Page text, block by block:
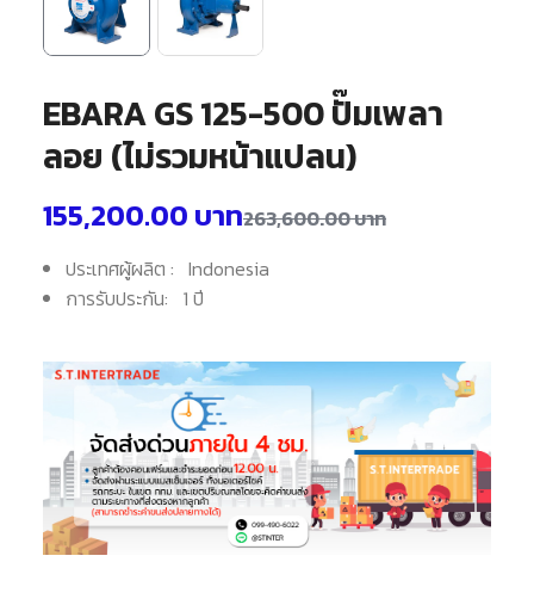
EBARA GS 125-500 ปั๊มเพลา
ลอย (ไม่รวมหน้าแปลน)
263,600.00บาท
155,200.00 บาท
ประเทศผู้ผลิต : Indonesia
การรับประกัน: 1 ปี